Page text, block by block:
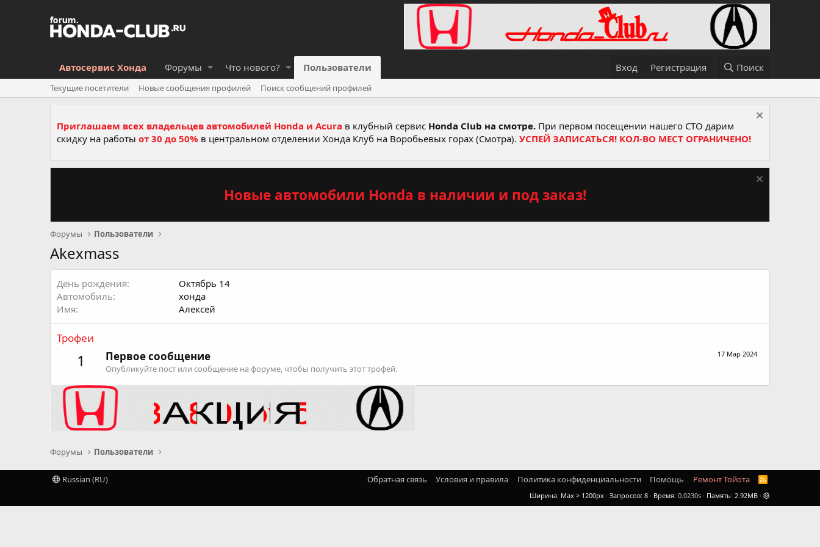
Автосервис Хонда Форумы Что нового? Пользователи Вход Регистрация Поиск
Текущие посетители Новые сообщения профилей Поиск сообщений профилей
Приглашаем всех владельцев автомобилей Honda и Acura в клубный сервис Honda Club на смотре. При первом посещении нашего СТО дарим
скидку на работы от 30 до 50% в центральном отделении Хонда Клуб на Воробьевых горах (Смотра). УСПЕЙ ЗАПИСАТЬСЯ! КОЛ-ВО МЕСТ ОГРАНИЧЕНО!
Новые автомобили Honda в наличии и под заказ!
Форумы Пользователи
Akexmass
День рождения
Октябрь 14
Автомобиль
хонда
Имя
Алексей
Трофеи
1 17 Мар 2024
Первое сообщение
Опубликуйте пост или сообщение на форуме, чтобы получить этот трофей.
Форумы Пользователи
Russian (RU) Обратная связь Условия и правила Политика конфиденциальности Помощь Ремонт Тойота
R
S
Ширина Запросов 8 Время 0.0230s Память 2.92MB